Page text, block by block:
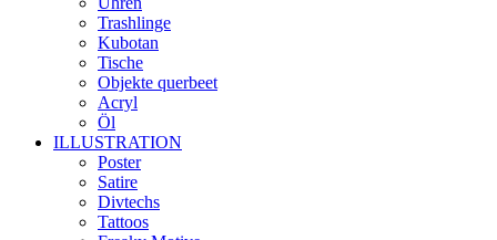
Trashlinge
Kubotan
Tische
Objekte querbeet
Acryl
Öl
ILLUSTRATION
Poster
Satire
Divtechs
Tattoos